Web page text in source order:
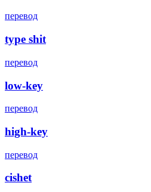
перевод
type shit
перевод
low-key
перевод
high-key
перевод
cishet